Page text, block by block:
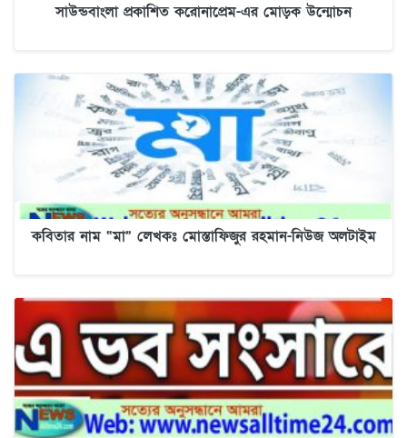
সাউন্ডবাংলা প্রকাশিত করোনাপ্রেম-এর মোড়ক উন্মোচন
কবিতার নাম “মা” লেখকঃ মোস্তাফিজুর রহমান-নিউজ অলটাইম